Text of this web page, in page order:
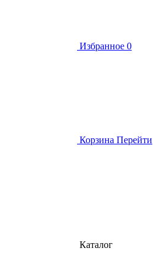
Избранное 0
Корзина Перейти
Каталог